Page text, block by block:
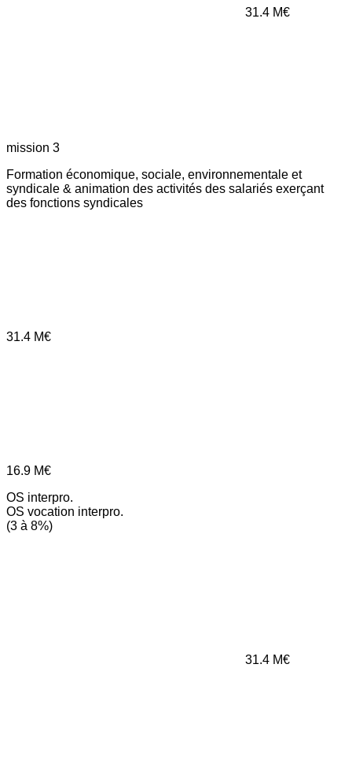
31.4 M€
mission 3
Formation économique, sociale, environnementale et
syndicale & animation des activités des salariés exerçant
des fonctions syndicales
31.4 M€
16.9 M€
OS interpro.
OS vocation interpro.
(3 à 8%)
31.4 M€